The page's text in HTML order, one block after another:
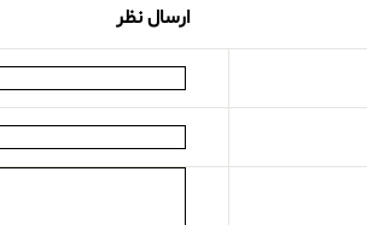
ارسال نظر